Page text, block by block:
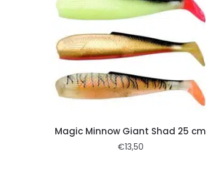
Magic Minnow Giant Shad 25 cm
€13,50